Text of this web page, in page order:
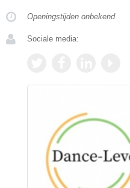
Openingstijden onbekend
Sociale media: